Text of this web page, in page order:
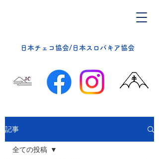
​日本チェコ協会/日本スロバキア協会
記事
全ての投稿